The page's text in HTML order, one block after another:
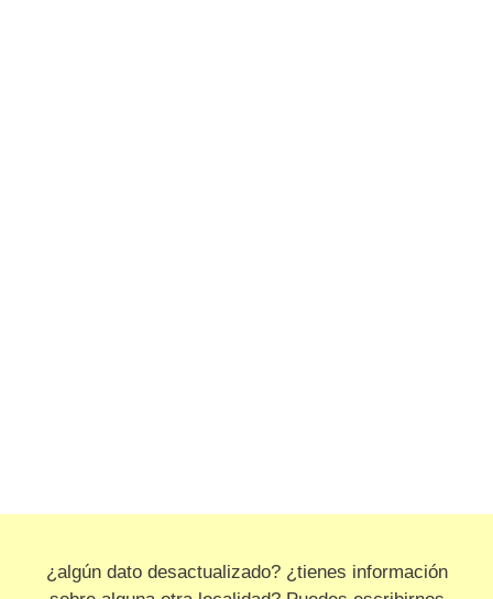
¿algún dato desactualizado? ¿tienes información